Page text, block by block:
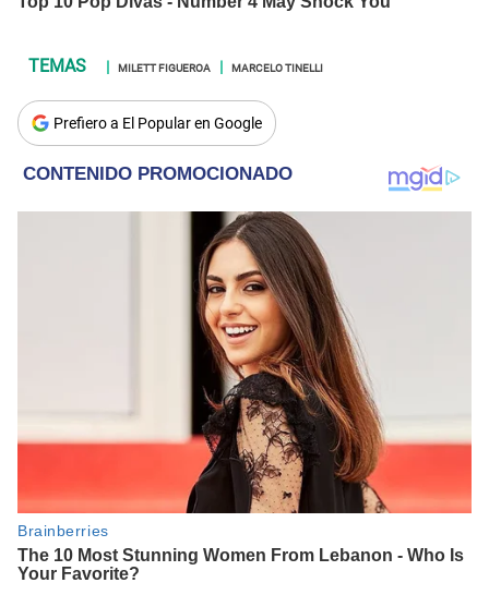
MILETT FIGUEROA MARCELO TINELLI
Prefiero a El Popular en Google